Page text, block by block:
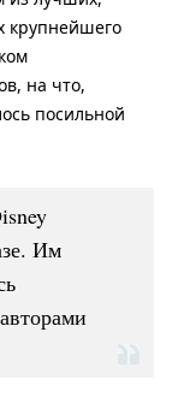
крупнейшего
на что,
посильной
Им